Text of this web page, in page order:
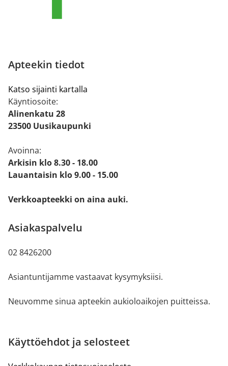
Apteekin tiedot
Katso sijainti kartalla
Käyntiosoite:
Alinenkatu 28
23500 Uusikaupunki
Avoinna:
Arkisin klo 8.30 - 18.00
Lauantaisin klo 9.00 - 15.00
Verkkoapteekki on aina auki.
Asiakaspalvelu
02 8426200
Asiantuntijamme vastaavat kysymyksiisi.
Neuvomme sinua apteekin aukioloaikojen puitteissa.
Käyttöehdot ja selosteet